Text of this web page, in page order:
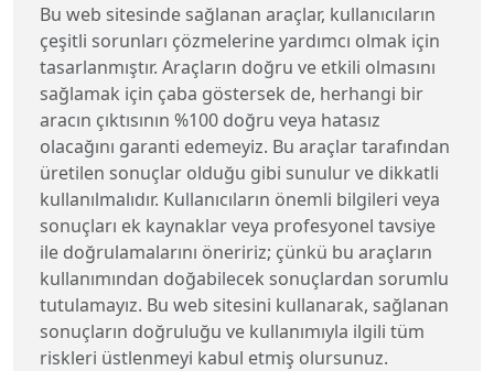
Bu web sitesinde sağlanan araçlar, kullanıcıların
çeşitli sorunları çözmelerine yardımcı olmak için
tasarlanmıştır. Araçların doğru ve etkili olmasını
sağlamak için çaba göstersek de, herhangi bir
aracın çıktısının %100 doğru veya hatasız
olacağını garanti edemeyiz. Bu araçlar tarafından
üretilen sonuçlar olduğu gibi sunulur ve dikkatli
kullanılmalıdır. Kullanıcıların önemli bilgileri veya
sonuçları ek kaynaklar veya profesyonel tavsiye
ile doğrulamalarını öneririz; çünkü bu araçların
kullanımından doğabilecek sonuçlardan sorumlu
tutulamayız. Bu web sitesini kullanarak, sağlanan
sonuçların doğruluğu ve kullanımıyla ilgili tüm
riskleri üstlenmeyi kabul etmiş olursunuz.